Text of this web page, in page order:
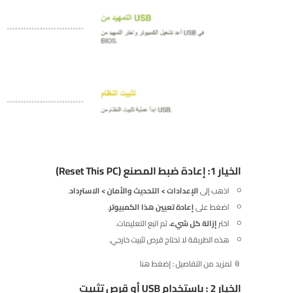
الخيار 1: إعادة ضبط المصنع (Reset This PC)
اذهب إلىالإعدادات > التحديث والأمان > الاسترداد.
اضغط علىإعادة تعيين هذا الكمبيوتر.
اخترإزالة كل شيء، ثم اتبع التعليمات.
هذه الطريقة لا تحتاج قرص تثبيت خارجي.
📎 لمزيد من التفاصيل : إضغطهنا
الخيار 2 : باستخدام USB أو قرص تثبيت